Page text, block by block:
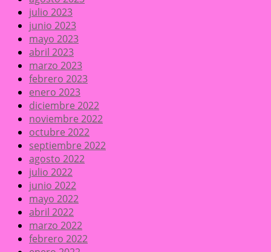
julio 2023
junio 2023
mayo 2023
abril 2023
marzo 2023
febrero 2023
enero 2023
diciembre 2022
noviembre 2022
octubre 2022
septiembre 2022
agosto 2022
julio 2022
junio 2022
mayo 2022
abril 2022
marzo 2022
febrero 2022